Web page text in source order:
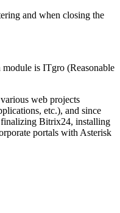
and when closing the
module is ITgro (Reasonable
web projects
etc.), and since
finalizing Bitrix24, installing
portals with Asterisk